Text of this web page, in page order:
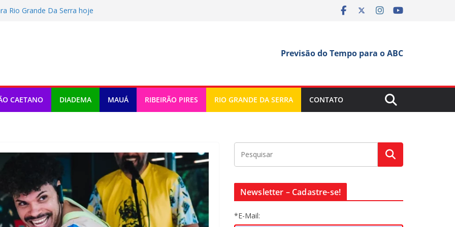
Rio Grande Da Serra hoje
no Batistini com operação
mudar a mobilidade urbana
música e teatro gratuito no ABC
Previsão do Tempo para o ABC
CAETANO DIADEMA MAUÁ RIBEIRÃO PIRES RIO GRANDE DA SERRA CONTATO
Newsletter – Cadastre-se!
*E-Mail: